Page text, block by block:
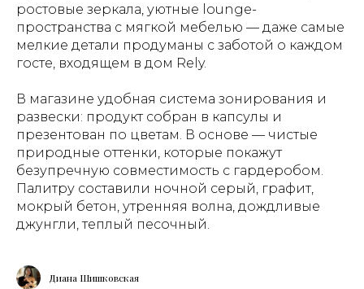
ростовые зеркала, уютные lounge-
пространства с мягкой мебелью — даже самые
мелкие детали продуманы с заботой о каждом
госте, входящем в дом Rely.
В магазине удобная система зонирования и
развески: продукт собран в капсулы и
презентован по цветам. В основе — чистые
природные оттенки, которые покажут
безупречную совместимость с гардеробом.
Палитру составили ночной серый, графит,
мокрый бетон, утренняя волна, дождливые
джунгли, теплый песочный.
Диана Шишковская